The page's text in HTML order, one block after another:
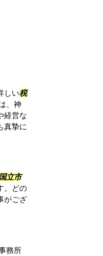
しい税
、神
経営な
真摯に
立市
。どの
がござ
務所